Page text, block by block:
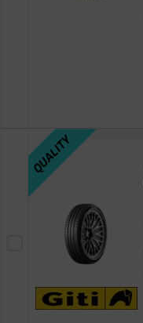
QUALITY